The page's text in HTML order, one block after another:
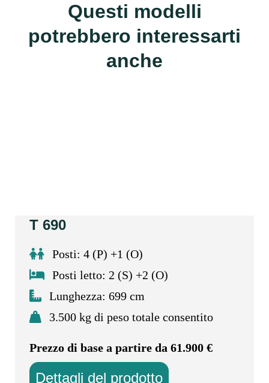
Questi modelli
potrebbero interessarti
anche
T 690
Posti: 4 (P) +1 (O)
Posti letto: 2 (S) +2 (O)
Lunghezza: 699 cm
3.500 kg di peso totale consentito
Prezzo di base a partire da 61.900 €
Dettagli del prodotto